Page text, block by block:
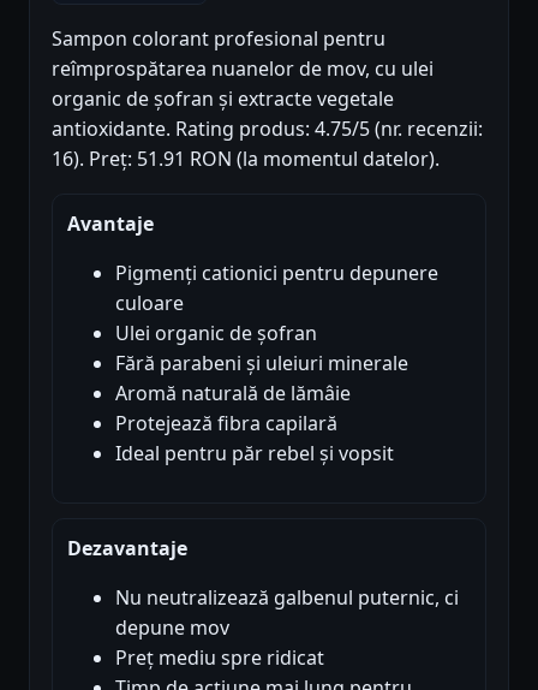
Sampon colorant profesional pentru
reîmprospătarea nuanelor de mov, cu ulei
organic de șofran și extracte vegetale
antioxidante. Rating produs: 4.75/5 (nr. recenzii:
16). Preț: 51.91 RON (la momentul datelor).
Avantaje
Pigmenți cationici pentru depunere
culoare
Ulei organic de șofran
Fără parabeni și uleiuri minerale
Aromă naturală de lămâie
Protejează fibra capilară
Ideal pentru păr rebel și vopsit
Dezavantaje
Nu neutralizează galbenul puternic, ci
depune mov
Preț mediu spre ridicat